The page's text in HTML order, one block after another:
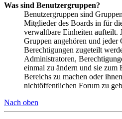
Was sind Benutzergruppen?
Benutzergruppen sind
Mitglieder des Boards in für
verwaltbare Einheiten aufteilt.
Gruppen angehören und jeder
Berechtigungen zugeteilt
Administratoren,
einmal zu ändern und sie zum
Bereichs zu machen oder
nichtöffentlichen Forum zu
Nach oben